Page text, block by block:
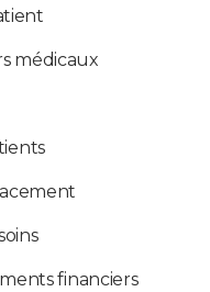
médicaux
financiers